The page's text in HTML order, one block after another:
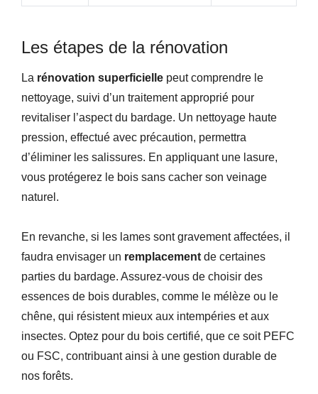
Les étapes de la rénovation
La rénovation superficielle peut comprendre le
nettoyage, suivi d’un traitement approprié pour
revitaliser l’aspect du bardage. Un nettoyage haute
pression, effectué avec précaution, permettra
d’éliminer les salissures. En appliquant une lasure,
vous protégerez le bois sans cacher son veinage
naturel.
En revanche, si les lames sont gravement affectées, il
faudra envisager un remplacement de certaines
parties du bardage. Assurez-vous de choisir des
essences de bois durables, comme le mélèze ou le
chêne, qui résistent mieux aux intempéries et aux
insectes. Optez pour du bois certifié, que ce soit PEFC
ou FSC, contribuant ainsi à une gestion durable de
nos forêts.